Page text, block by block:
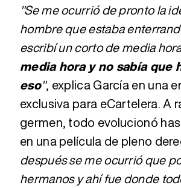
"Se me ocurrió de pronto la
hombre que estaba
escribí un corto de media
media hora y no sabía que
eso", explica García en una
exclusiva para eCartelera. A
germen, todo evolucionó
en una película de pleno
después se me ocurrió que
hermanos y ahí fue donde